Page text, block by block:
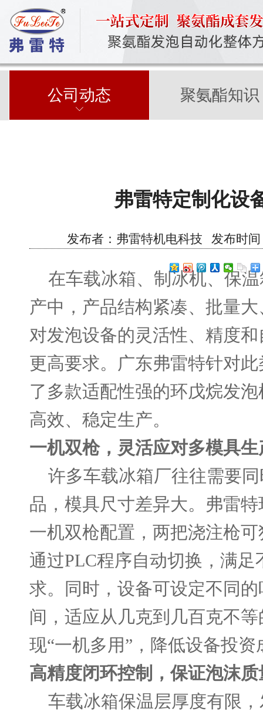
公司动态 聚氨酯知识
弗雷特定制化设
发布者：弗雷特机电科技 发布时间
在车载冰箱、制冰机、保
产中，产品结构紧凑、批量
对发泡设备的灵活性、精度
更高要求。广东弗雷特针对
了多款适配性强的环戊烷发
高效、稳定生产。
一机双枪，灵活应对多模具生
许多车载冰箱厂往往需要
品，模具尺寸差异大。弗雷
一机双枪配置，两把浇注枪
通过PLC程序自动切换，满
求。同时，设备可设定不同
间，适应从几克到几百克不
现“一机多用”，降低设备投资
高精度闭环控制，保证泡沫质
车载冰箱保温层厚度有限